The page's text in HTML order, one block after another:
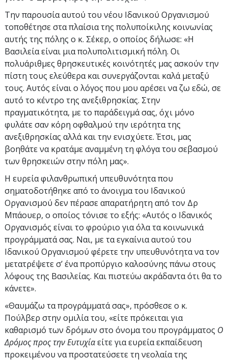
Την παρουσία αυτού του νέου Ιδανικού Οργανισμού
τοποθέτησε στα πλαίσια της πολυποίκιλης κοινωνίας
αυτής της πόλης ο κ. Σέκερ, ο οποίος δήλωσε: «Η
Βασιλεία είναι μια πολυπολιτισμική πόλη. Οι
πολυάριθμες θρησκευτικές κοινότητές μας ασκούν την
πίστη τους ελεύθερα και συνεργάζονται καλά μεταξύ
τους. Αυτός είναι ο λόγος που μου αρέσει να ζω εδώ, σε
αυτό το κέντρο της ανεξιθρησκίας. Στην
πραγματικότητα, με το παράδειγμά σας, όχι μόνο
φυλάτε σαν κόρη οφθαλμού την ιερότητα της
ανεξιθρησκίας αλλά και την ενισχύετε. Έτσι, μας
βοηθάτε να κρατάμε αναμμένη τη φλόγα του σεβασμού
των θρησκειών στην πόλη μας».
Η ευρεία φιλανθρωπική υπευθυνότητα που
σηματοδοτήθηκε από το άνοιγμα του Ιδανικού
Οργανισμού δεν πέρασε απαρατήρητη από τον Δρ
Μπάουερ, ο οποίος τόνισε το εξής: «Αυτός ο Ιδανικός
Οργανισμός είναι το φρούριο για όλα τα κοινωνικά
προγράμματά σας. Ναι, με τα εγκαίνια αυτού του
Ιδανικού Οργανισμού φέρετε την υπευθυνότητα να τον
μετατρέψετε σ’ ένα προπύργιο καλοσύνης πάνω στους
λόφους της Βασιλείας. Και πιστεύω ακράδαντα ότι θα το
κάνετε».
«Θαυμάζω τα προγράμματά σας», πρόσθεσε ο κ.
Πούλβερ στην ομιλία του, «είτε πρόκειται για
καθαρισμό των δρόμων στο όνομα του προγράμματος Ο
Δρόμος προς την Ευτυχίαείτε για ευρεία εκπαίδευση
προκειμένου να προστατεύσετε τη νεολαία της